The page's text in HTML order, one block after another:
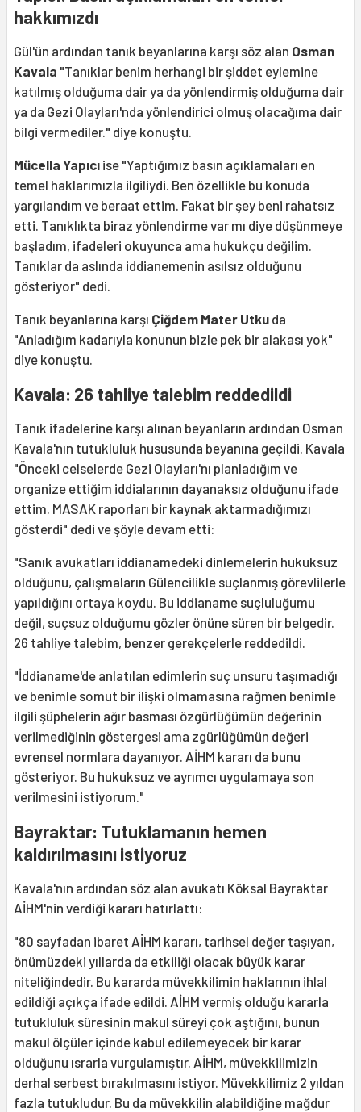
hakkımızdı
Gül'ün ardından tanık beyanlarına karşı söz alan Osman
Kavala "Tanıklar benim herhangi bir şiddet eylemine
katılmış olduğuma dair ya da yönlendirmiş olduğuma dair
ya da Gezi Olayları'nda yönlendirici olmuş olacağıma dair
bilgi vermediler." diye konuştu.
Mücella Yapıcı ise "Yaptığımız basın açıklamaları en
temel haklarımızla ilgiliydi. Ben özellikle bu konuda
yargılandım ve beraat ettim. Fakat bir şey beni rahatsız
etti. Tanıklıkta biraz yönlendirme var mı diye düşünmeye
başladım, ifadeleri okuyunca ama hukukçu değilim.
Tanıklar da aslında iddianemenin asılsız olduğunu
gösteriyor" dedi.
Tanık beyanlarına karşı Çiğdem Mater Utku da
"Anladığım kadarıyla konunun bizle pek bir alakası yok"
diye konuştu.
Kavala: 26 tahliye talebim reddedildi
Tanık ifadelerine karşı alınan beyanların ardından Osman
Kavala'nın tutukluluk hususunda beyanına geçildi. Kavala
"Önceki celselerde Gezi Olayları'nı planladığım ve
organize ettiğim iddialarının dayanaksız olduğunu ifade
ettim. MASAK raporları bir kaynak aktarmadığımızı
gösterdi" dedi ve şöyle devam etti:
"Sanık avukatları iddianamedeki dinlemelerin hukuksuz
olduğunu, çalışmaların Gülencilikle suçlanmış görevlilerle
yapıldığını ortaya koydu. Bu iddianame suçluluğumu
değil, suçsuz olduğumu gözler önüne süren bir belgedir.
26 tahliye talebim, benzer gerekçelerle reddedildi.
"İddianame'de anlatılan edimlerin suç unsuru taşımadığı
ve benimle somut bir ilişki olmamasına rağmen benimle
ilgili şüphelerin ağır basması özgürlüğümün değerinin
verilmediğinin göstergesi ama zgürlüğümün değeri
evrensel normlara dayanıyor. AİHM kararı da bunu
gösteriyor. Bu hukuksuz ve ayrımcı uygulamaya son
verilmesini istiyorum."
Bayraktar: Tutuklamanın hemen
kaldırılmasını istiyoruz
Kavala'nın ardından söz alan avukatı Köksal Bayraktar
AİHM'nin verdiği kararı hatırlattı:
"80 sayfadan ibaret AİHM kararı, tarihsel değer taşıyan,
önümüzdeki yıllarda da etkiliği olacak büyük karar
niteliğindedir. Bu kararda müvekkilimin haklarının ihlal
edildiği açıkça ifade edildi. AİHM vermiş olduğu kararla
tutukluluk süresinin makul süreyi çok aştığını, bunun
makul ölçüler içinde kabul edilemeyecek bir karar
olduğunu ısrarla vurgulamıştır. AİHM, müvekkilimizin
derhal serbest bırakılmasını istiyor. Müvekkilimiz 2 yıldan
fazla tutukludur. Bu da müvekkilin alabildiğine mağdur